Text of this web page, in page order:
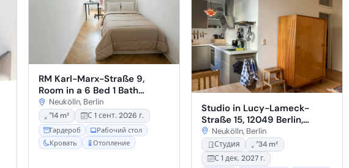
RM Karl-Marx-Straße 9,
Room in a 6 Bed 1 Bath
(#KMX11.5.)
Neukölln, Berlin
14 m² С 1 сент. 2026 г.
Гардероб
Рабочий стол
Кровать
Отопление
Studio in Lucy-Lameck-
Straße 15, 12049 Berlin,
Germany
Neukölln, Berlin
Студия
34 m²
С 1 дек. 2027 г.